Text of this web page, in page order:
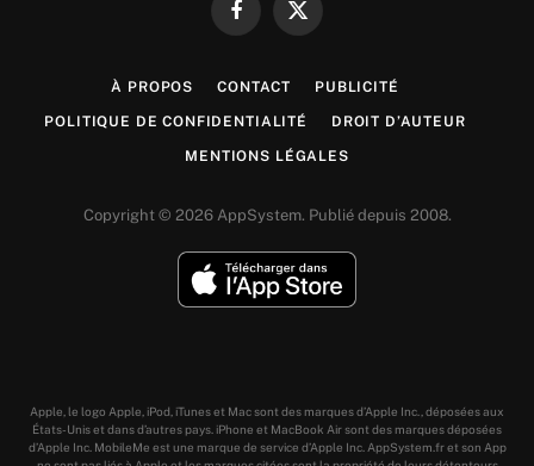
FacebookX
À PROPOS CONTACT PUBLICITÉ
POLITIQUE DE CONFIDENTIALITÉ DROIT D’AUTEUR
MENTIONS LÉGALES
Copyright © 2026 AppSystem. Publié depuis 2008.
Apple, le logo Apple, iPod, iTunes et Mac sont des marques d’Apple Inc., déposées aux
États-Unis et dans d’autres pays. iPhone et MacBook Air sont des marques déposées
d’Apple Inc. MobileMe est une marque de service d’Apple Inc. AppSystem.fr et son App